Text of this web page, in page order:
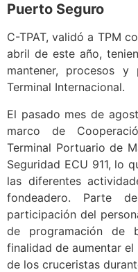
Puerto Seguro
C-TPAT, validó a TPM
abril de este año,
mantener, procesos y
Terminal Internacional.
El pasado mes de
marco de
Terminal Portuario de
Seguridad ECU 911, lo
las diferentes
fondeadero. Parte
participación del
de programación de
finalidad de aumentar
de los cruceristas